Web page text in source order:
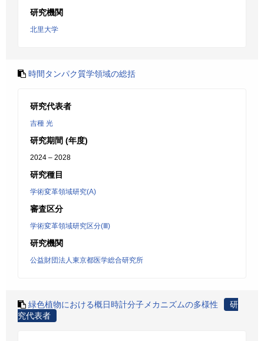
研究機関
北里大学
時間タンパク質学領域の総括
研究代表者
吉種 光
研究期間 (年度)
2024 – 2028
研究種目
学術変革領域研究(A)
審査区分
学術変革領域研究区分(Ⅲ)
研究機関
公益財団法人東京都医学総合研究所
緑色植物における概日時計分子メカニズムの多様性
研
究代表者